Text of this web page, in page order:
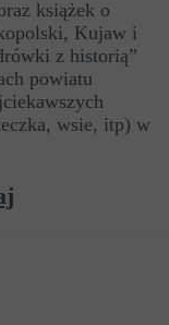
książek o
Kujaw i
z historią”
powiatu
wsie, itp) w